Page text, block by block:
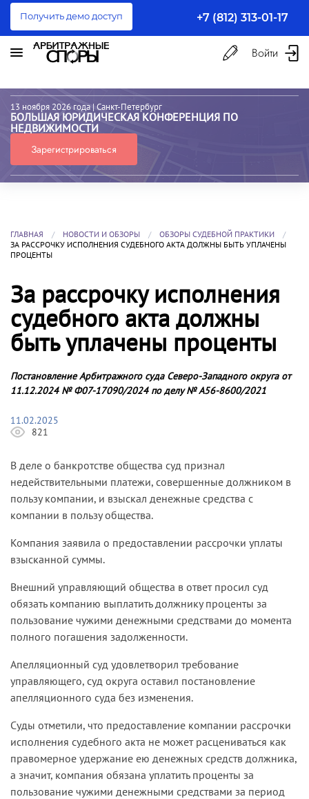
Получить демо доступ +7 (812) 313-01-17
Войти
13 ноября 2026 года | Санкт-Петербург
БОЛЬШАЯ ЮРИДИЧЕСКАЯ КОНФЕРЕНЦИЯ ПО
НЕДВИЖИМОСТИ
Зарегистрироваться
ГЛАВНАЯ НОВОСТИ И ОБЗОРЫ
ОБЗОРЫ СУДЕБНОЙ ПРАКТИКИ
ЗА РАССРОЧКУ ИСПОЛНЕНИЯ СУДЕБНОГО АКТА ДОЛЖНЫ БЫТЬ УПЛАЧЕНЫ
ПРОЦЕНТЫ
За рассрочку исполнения
судебного акта должны
быть уплачены проценты
Постановление Арбитражного суда Северо-Западного округа от
11.12.2024 № Ф07-17090/2024 по делу № А56-8600/2021
11.02.2025
821
В деле о банкротстве общества суд признал
недействительными платежи, совершенные должником в
пользу компании, и взыскал денежные средства с
компании в пользу общества.
Компания заявила о предоставлении рассрочки уплаты
взысканной суммы.
Внешний управляющий общества в ответ просил суд
обязать компанию выплатить должнику проценты за
пользование чужими денежными средствами до момента
полного погашения задолженности.
Апелляционный суд удовлетворил требование
управляющего, суд округа оставил постановление
апелляционного суда без изменения.
Суды отметили, что предоставление компании рассрочки
исполнения судебного акта не может расцениваться как
правомерное удержание ею денежных средств должника,
а значит, компания обязана уплатить проценты за
пользование чужими денежными средствами за период